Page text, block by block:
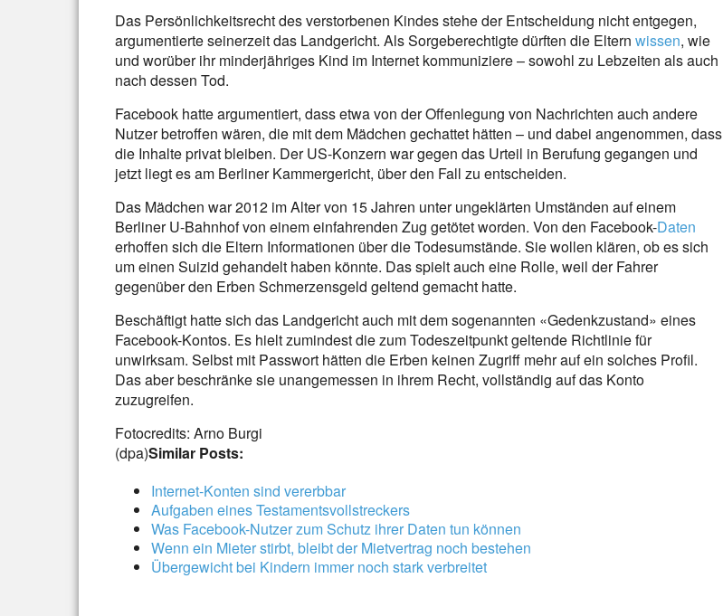
Das Persönlichkeitsrecht des verstorbenen Kindes stehe der Entscheidung nicht entgegen,
argumentierte seinerzeit das Landgericht. Als Sorgeberechtigte dürften die Eltern wissen, wie
und worüber ihr minderjähriges Kind im Internet kommuniziere – sowohl zu Lebzeiten als auch
nach dessen Tod.
Facebook hatte argumentiert, dass etwa von der Offenlegung von Nachrichten auch andere
Nutzer betroffen wären, die mit dem Mädchen gechattet hätten – und dabei angenommen, dass
die Inhalte privat bleiben. Der US-Konzern war gegen das Urteil in Berufung gegangen und
jetzt liegt es am Berliner Kammergericht, über den Fall zu entscheiden.
Das Mädchen war 2012 im Alter von 15 Jahren unter ungeklärten Umständen auf einem
Berliner U-Bahnhof von einem einfahrenden Zug getötet worden. Von den Facebook-Daten
erhoffen sich die Eltern Informationen über die Todesumstände. Sie wollen klären, ob es sich
um einen Suizid gehandelt haben könnte. Das spielt auch eine Rolle, weil der Fahrer
gegenüber den Erben Schmerzensgeld geltend gemacht hatte.
Beschäftigt hatte sich das Landgericht auch mit dem sogenannten «Gedenkzustand» eines
Facebook-Kontos. Es hielt zumindest die zum Todeszeitpunkt geltende Richtlinie für
unwirksam. Selbst mit Passwort hätten die Erben keinen Zugriff mehr auf ein solches Profil.
Das aber beschränke sie unangemessen in ihrem Recht, vollständig auf das Konto
zuzugreifen.
Fotocredits: Arno Burgi
(dpa)Similar Posts:
Internet-Konten sind vererbbar
Aufgaben eines Testamentsvollstreckers
Was Facebook-Nutzer zum Schutz ihrer Daten tun können
Wenn ein Mieter stirbt, bleibt der Mietvertrag noch bestehen
Übergewicht bei Kindern immer noch stark verbreitet